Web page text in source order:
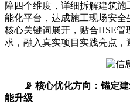
障四个维度，详细拆解建筑
能化平台，达成施工现场安
核心关键词展开，贴合HSE
求，融入真实项目实践亮点，
📡 核心优化方向：锚定
能升级